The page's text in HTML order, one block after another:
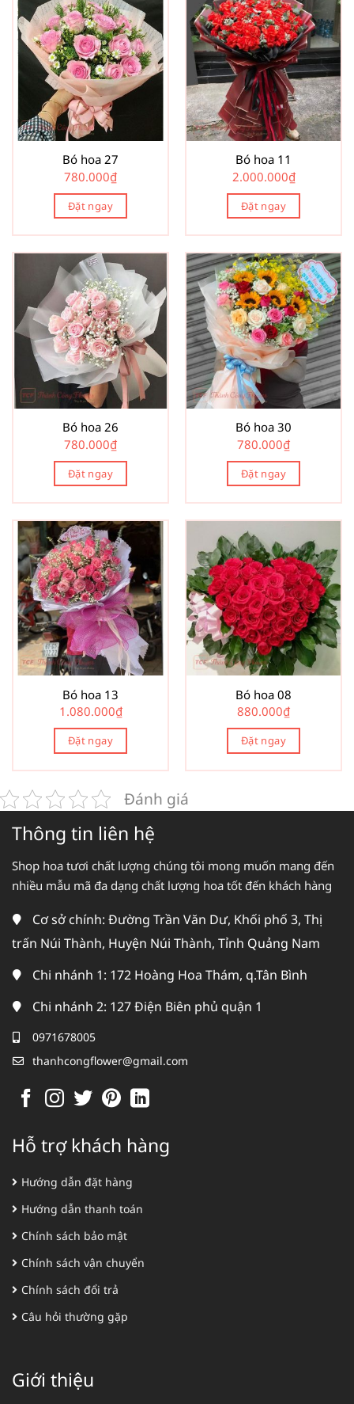
Bó hoa 27
780.000₫
Đặt ngay
Bó hoa 11
2.000.000₫
Đặt ngay
Bó hoa 26
780.000₫
Đặt ngay
Bó hoa 30
780.000₫
Đặt ngay
Bó hoa 13
1.080.000₫
Đặt ngay
Bó hoa 08
880.000₫
Đặt ngay
Đánh giá
Thông tin liên hệ
Shop hoa tươi chất lượng chúng tôi mong muốn mang đến
nhiều mẫu mã đa dạng chất lượng hoa tốt đến khách hàng
Cơ sở chính: Đường Trần Văn Dư, Khối phố 3, Thị
trấn Núi Thành, Huyện Núi Thành, Tỉnh Quảng Nam
Chi nhánh 1: 172 Hoàng Hoa Thám, q.Tân Bình
Chi nhánh 2: 127 Điện Biên phủ quận 1
0971678005
thanhcongflower@gmail.com
Hỗ trợ khách hàng
Hướng dẫn đặt hàng
Hướng dẫn thanh toán
Chính sách bảo mật
Chính sách vận chuyển
Chính sách đổi trả
Câu hỏi thường gặp
Giới thiệu